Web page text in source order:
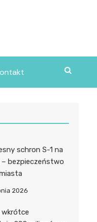
schron S-1 na
– bezpieczeństwo
2026
wkrótce